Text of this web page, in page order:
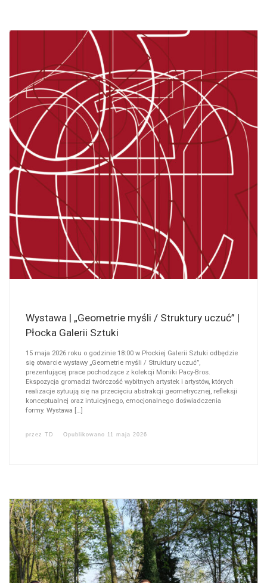
Wystawa | „Geometrie myśli / Struktury uczuć” |
Płocka Galerii Sztuki
15 maja 2026 roku o godzinie 18:00 w Płockiej Galerii Sztuki odbędzie
się otwarcie wystawy „Geometrie myśli / Struktury uczuć”,
prezentującej prace pochodzące z kolekcji Moniki Pacy-Bros.
Ekspozycja gromadzi twórczość wybitnych artystek i artystów, których
realizacje sytuują się na przecięciu abstrakcji geometrycznej, refleksji
konceptualnej oraz intuicyjnego, emocjonalnego doświadczenia
formy. Wystawa […]
przezTD Opublikowano 11 maja 2026